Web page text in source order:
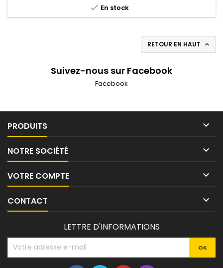
 En stock
RETOUR EN HAUT 
Suivez-nous sur Facebook
Facebook
PRODUITS 
NOTRE SOCIÉTÉ 
VOTRE COMPTE 
CONTACT 
LETTRE D'INFORMATIONS